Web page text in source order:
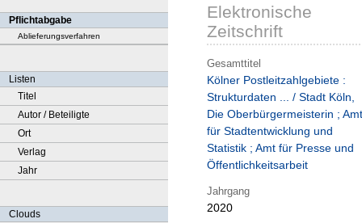
Pflichtabgabe
Ablieferungsverfahren
Listen
Titel
Autor / Beteiligte
Ort
Verlag
Jahr
Clouds
Elektronische
Zeitschrift
Gesamttitel
Kölner Postleitzahlgebiete :
Strukturdaten ... / Stadt Köln,
Die Oberbürgermeisterin ; Amt
für Stadtentwicklung und
Statistik ; Amt für Presse und
Öffentlichkeitsarbeit
Jahrgang
2020